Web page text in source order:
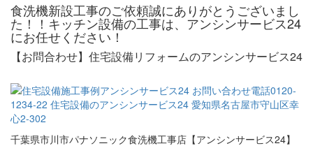
食洗機新設工事のご依頼誠にありがとうございまし
た！！キッチン設備の工事は、アンシンサービス24
にお任せください！
【お問合わせ】住宅設備リフォームのアンシンサービス24
千葉県市川市パナソニック食洗機工事店【アンシンサービス24】